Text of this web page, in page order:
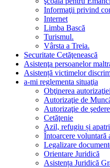
Informaţii privind
Internet
Limba Bască
Turismul.
Vârsta a Treia.
Securitate Cetăţenească
Asistenţa persoanelor
Asistență victimelor
a-mi reglementa situaţia
Obţinerea
Autorizaţie de
Autorizaţie de şedere
Cetăţenie
Azil, refugiu și
Întoarcere voluntară
Legalizare
Orientare Juridică
Asistența Juridică